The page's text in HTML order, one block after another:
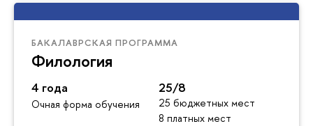
БАКАЛАВРСКАЯ ПРОГРАММА
Филология
4 года
Очная форма обучения
25/8
25 бюджетных мест
8 платных мест